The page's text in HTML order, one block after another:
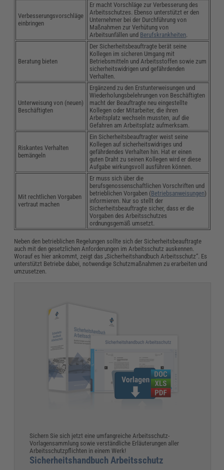
Verbesserungsvorschläge
einbringen
Er macht Vorschläge zur Verbesserung des
Arbeitsschutzes. Ebenso unterstützt er den
Unternehmer bei der Durchführung von
Maßnahmen zur Verhütung von
Arbeitsunfällen und Berufskrankheiten
Beratung bieten
Der Sicherheitsbeauftragte berät seine
Kollegen im sicheren Umgang mit
Betriebsmitteln und Arbeitsstoffen sowie zum
sicherheitswidrigen und gefährdenden
Verhalten.
Unterweisung von (neuen)
Beschäftigten
Ergänzend zu den Erstunterweisungen und
Wiederholungsbelehrungen von Beschäftigten
macht der Beauftragte neu eingestellte
Kollegen oder Mitarbeiter, die ihren
Arbeitsplatz wechseln mussten, auf die
Gefahren am Arbeitsplatz aufmerksam.
Riskantes Verhalten
bemängeln
Ein Sicherheitsbeauftragter weist seine
Kollegen auf sicherheitswidriges und
gefährdendes Verhalten hin. Hat er einen
guten Draht zu seinen Kollegen wird er diese
Aufgabe wirkungsvoll ausführen können.
Mit rechtlichen Vorgaben
vertraut machen
Er muss sich über die
berufsgenossenschaftlichen Vorschriften und
betrieblichen Vorgaben (Betriebsanweisungen)
informieren. Nur so stellt der
Sicherheitsbeauftragte sicher, dass er die
Vorgaben des Arbeitsschutzes
ordnungsgemäß umsetzt.
Neben den betrieblichen Regelungen sollte sich der Sicherheitsbeauftragte
auch mit den gesetzlichen Anforderungen im Arbeitsschutz auskennen.
Worauf es hier ankommt, zeigt das „Sicherheitshandbuch Arbeitsschutz“. Es
unterstützt Betriebe dabei, notwendige Schutzmaßnahmen zu erarbeiten und
umzusetzen.
Sichern Sie sich jetzt eine umfangreiche Arbeitsschutz-
Vorlagensammlung sowie verständliche Erläuterungen aller
Arbeitsschutzpflichten in einem Werk!
Sicherheitshandbuch Arbeitsschutz